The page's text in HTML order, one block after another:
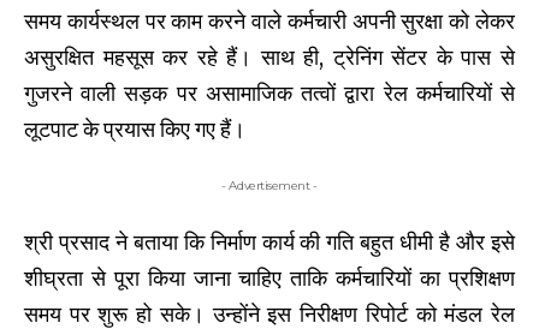
समय कार्यस्थल पर काम करने वाले कर्मचारी अपनी सुरक्षा को लेकर
असुरक्षित महसूस कर रहे हैं। साथ ही, ट्रेनिंग सेंटर के पास से
गुजरने वाली सड़क पर असामाजिक तत्वों द्वारा रेल कर्मचारियों से
लूटपाट के प्रयास किए गए हैं।
- Advertisement -
श्री प्रसाद ने बताया कि निर्माण कार्य की गति बहुत धीमी है और इसे
शीघ्रता से पूरा किया जाना चाहिए ताकि कर्मचारियों का प्रशिक्षण
समय पर शुरू हो सके। उन्होंने इस निरीक्षण रिपोर्ट को मंडल रेल